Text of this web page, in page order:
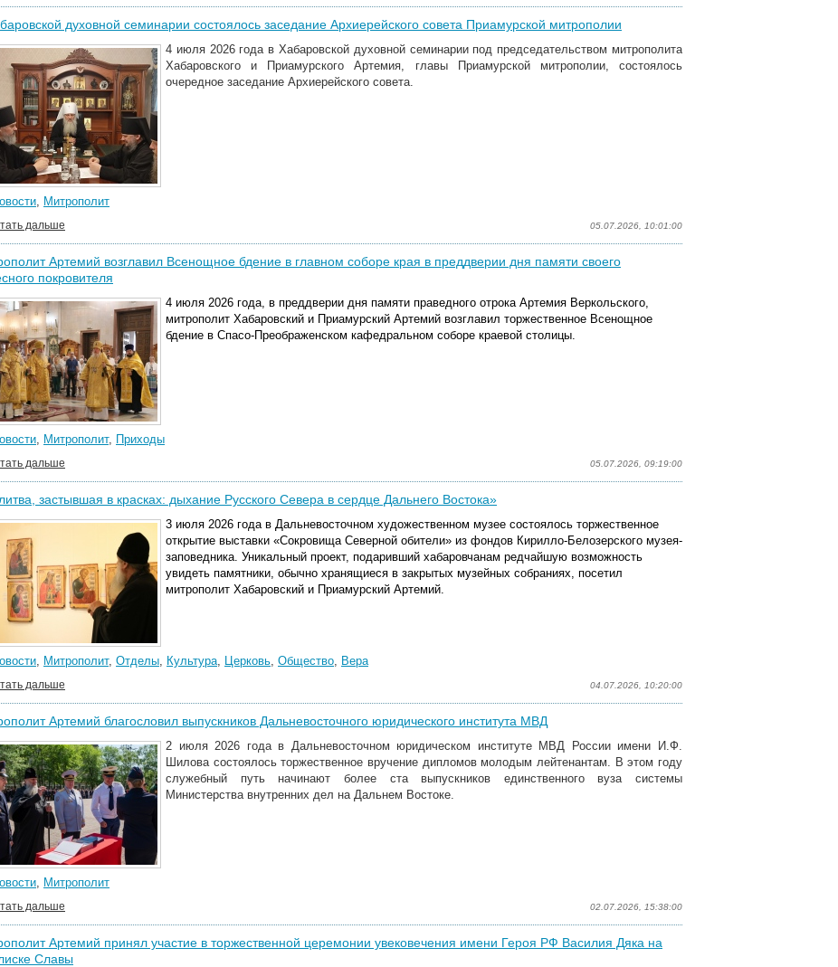
духовной семинарии состоялось заседание Архиерейского совета Приамурской митрополии
4 июля 2026 года в Хабаровской духовной семинарии под председательством митрополита
Хабаровского и Приамурского Артемия, главы Приамурской митрополии, состоялось
очередное заседание Архиерейского совета.
, Митрополит
05.07.2026, 10:01:00
дальше
Артемий возглавил Всенощное бдение в главном соборе края в преддверии дня памяти своего
покровителя
4 июля 2026 года, в преддверии дня памяти праведного отрока Артемия Веркольского,
митрополит Хабаровский и Приамурский Артемий возглавил торжественное Всенощное
бдение в Спасо-Преображенском кафедральном соборе краевой столицы.
, Митрополит, Приходы
05.07.2026, 09:19:00
дальше
застывшая в красках: дыхание Русского Севера в сердце Дальнего Востока»
3 июля 2026 года в Дальневосточном художественном музее состоялось торжественное
открытие выставки «Сокровища Северной обители» из фондов Кирилло-Белозерского музея-
заповедника. Уникальный проект, подаривший хабаровчанам редчайшую возможность
увидеть памятники, обычно хранящиеся в закрытых музейных собраниях, посетил
митрополит Хабаровский и Приамурский Артемий.
, Митрополит, Отделы, Культура, Церковь, Общество, Вера
04.07.2026, 10:20:00
дальше
Артемий благословил выпускников Дальневосточного юридического института МВД
2 июля 2026 года в Дальневосточном юридическом институте МВД России имени И.Ф.
Шилова состоялось торжественное вручение дипломов молодым лейтенантам. В этом году
служебный путь начинают более ста выпускников единственного вуза системы
Министерства внутренних дел на Дальнем Востоке.
, Митрополит
02.07.2026, 15:38:00
дальше
Артемий принял участие в торжественной церемонии увековечения имени Героя РФ Василия Дяка на
Славы